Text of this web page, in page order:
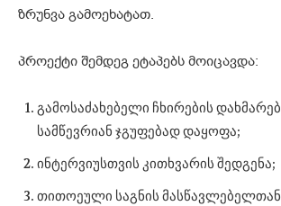
ზრუნვა გამოეხატათ.
პროექტი შემდეგ ეტაპებს მოიცავდა:
გამოსაძახებელი ჩხირების
სამწევრიან ჯგუფებად დაყოფა;
ინტერვიუსთვის კითხვარის შედგენა;
თითოეული საგნის მასწავლებელთან